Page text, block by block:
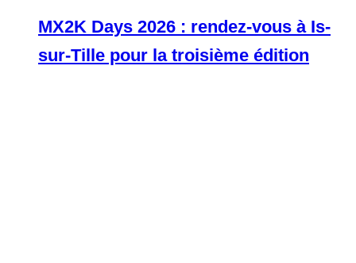
MX2K Days 2026 : rendez-vous à Is-
sur-Tille pour la troisième édition